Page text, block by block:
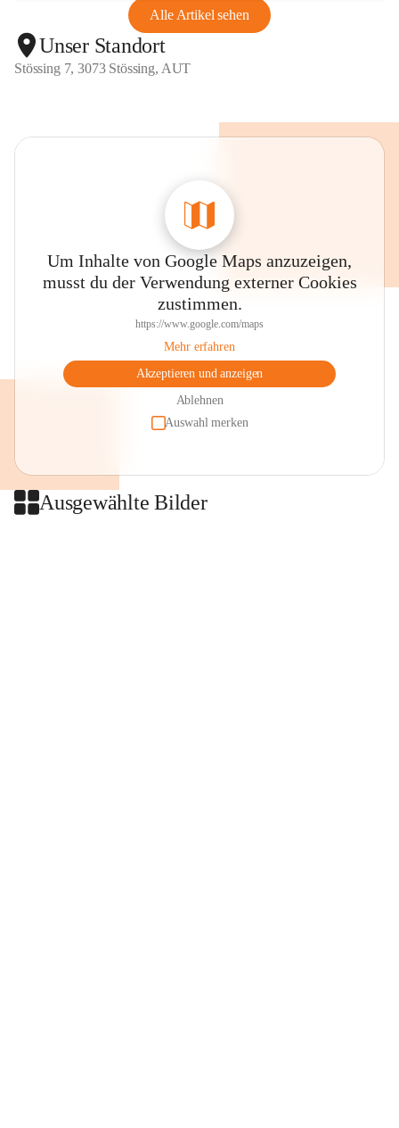
Alle Artikel sehen
Unser Standort
Stössing 7, 3073 Stössing, AUT
Um Inhalte von Google Maps anzuzeigen,
musst du der Verwendung externer Cookies
zustimmen.
https://www.google.com/maps
Mehr erfahren
Akzeptieren und anzeigen
Ablehnen
Auswahl merken
Ausgewählte Bilder